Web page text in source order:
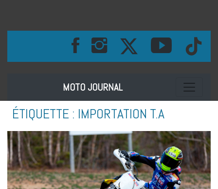
MOTO JOURNAL Toggle
ÉTIQUETTE : IMPORTATION T.A